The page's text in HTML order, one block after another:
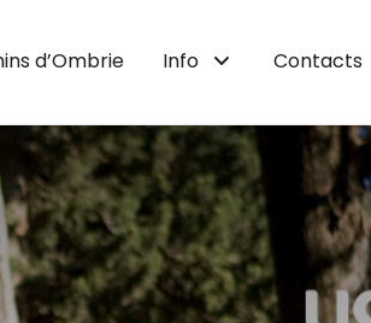
d’Ombrie Info Contacts